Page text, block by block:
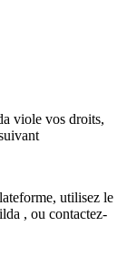
viole vos droits,
utilisez le
, ou contactez-